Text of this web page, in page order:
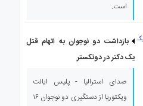
است.
بازداشت دو نوجوان به اتهام قتل
یک دکتر در دونکستر
صدای استرالیا - پلیس ایالت
ویکتوریا از دستگیری دو نوجوان ۱۶